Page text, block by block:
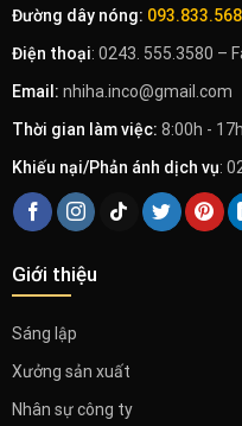
Đường dây nóng:
Điện thoại: 0243. 555.3580 –
Email: nhiha.inco@gmail.com
Thời gian làm việc: 8:00h -
Khiếu nại/Phản ánh dịch vụ:
Giới thiệu
Sáng lập
Xưởng sản xuất
Nhân sự công ty